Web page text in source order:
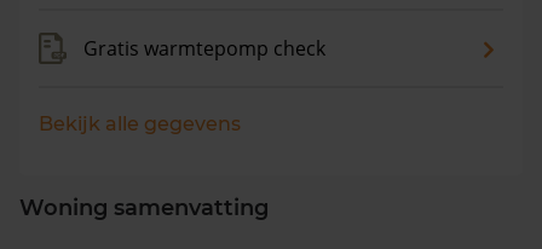
Gratis warmtepomp check
Bekijk alle gegevens
Woning samenvatting